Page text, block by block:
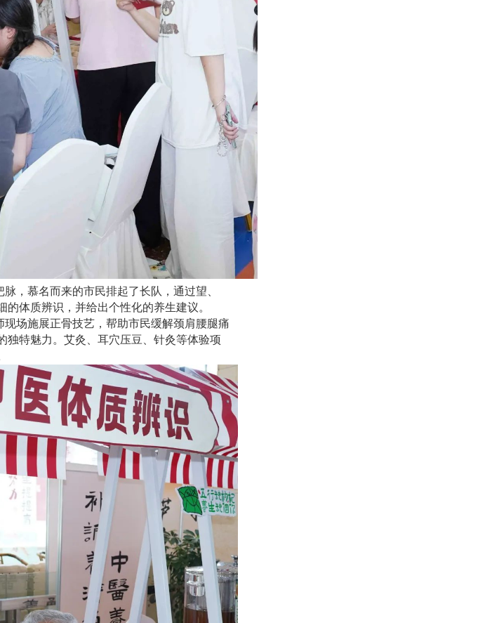
，慕名而来的市民排起了长队，通过望、
体质辨识，并给出个性化的养生建议。
场施展正骨技艺，帮助市民缓解颈肩腰腿痛
独特魅力。艾灸、耳穴压豆、针灸等体验项